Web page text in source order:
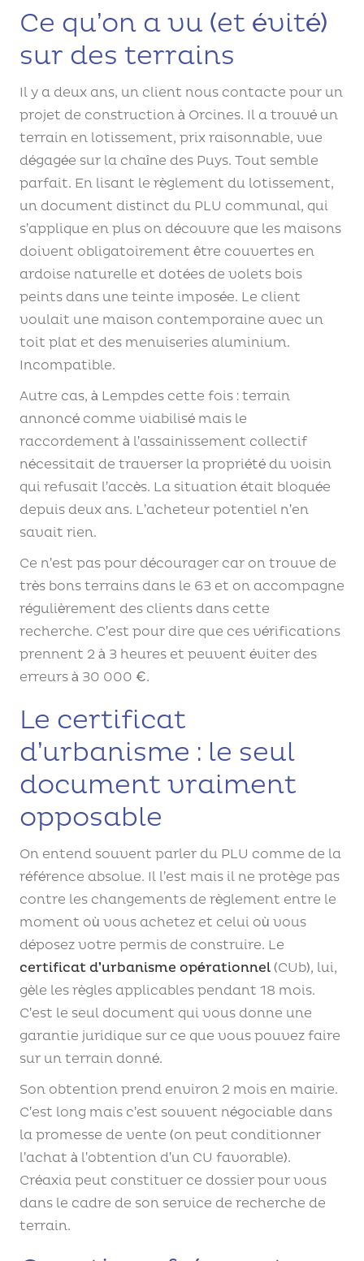
Ce qu’on a vu (et évité)
sur des terrains
Il y a deux ans, un client nous contacte pour un
projet de construction à Orcines. Il a trouvé un
terrain en lotissement, prix raisonnable, vue
dégagée sur la chaîne des Puys. Tout semble
parfait. En lisant le règlement du lotissement,
un document distinct du PLU communal, qui
s’applique en plus on découvre que les maisons
doivent obligatoirement être couvertes en
ardoise naturelle et dotées de volets bois
peints dans une teinte imposée. Le client
voulait une maison contemporaine avec un
toit plat et des menuiseries aluminium.
Incompatible.
Autre cas, à Lempdes cette fois : terrain
annoncé comme viabilisé mais le
raccordement à l’assainissement collectif
nécessitait de traverser la propriété du voisin
qui refusait l’accès. La situation était bloquée
depuis deux ans. L’acheteur potentiel n’en
savait rien.
Ce n’est pas pour décourager car on trouve de
très bons terrains dans le 63 et on accompagne
régulièrement des clients dans cette
recherche. C’est pour dire que ces vérifications
prennent 2 à 3 heures et peuvent éviter des
erreurs à 30 000 €.
Le certificat
d’urbanisme : le seul
document vraiment
opposable
On entend souvent parler du PLU comme de la
référence absolue. Il l’est mais il ne protège pas
contre les changements de règlement entre le
moment où vous achetez et celui où vous
déposez votre permis de construire. Le
certificat d’urbanisme opérationnel (CUb), lui,
gèle les règles applicables pendant 18 mois.
C’est le seul document qui vous donne une
garantie juridique sur ce que vous pouvez faire
sur un terrain donné.
Son obtention prend environ 2 mois en mairie.
C’est long mais c’est souvent négociable dans
la promesse de vente (on peut conditionner
l’achat à l’obtention d’un CU favorable).
Créaxia peut constituer ce dossier pour vous
dans le cadre de son service de recherche de
terrain.